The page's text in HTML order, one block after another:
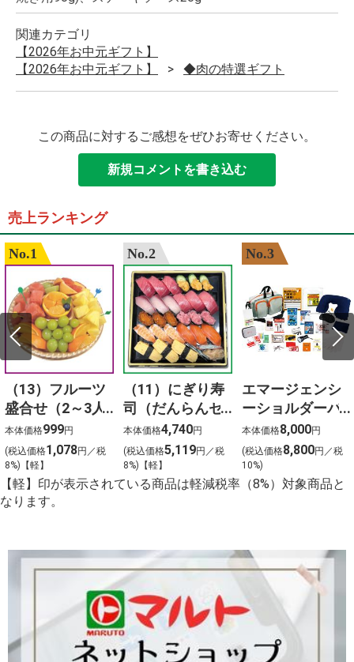
関連カテゴリ
【2026年お中元ギフト】
【2026年お中元ギフト】
◆肉の特選ギフト
この商品に対するご感想をぜひお寄せください。
新規コメントを書き込む
売上ランキング
No.1
（13）フルーツ
盛合せ（2～3人
前）
本体価格999円
(税込価格1,078円／税
8%)【軽】
No.2
（11）にぎり寿
司（だんらんセ
ット）3人前
本体価格4,740円
(税込価格5,119円／税
8%)【軽】
No.3
エマージェンシ
ーショルダーバ
ッグ24点セット
本体価格8,000円
(税込価格8,800円／税
10%)
【軽】印が表示されている商品は軽減税率（8%）対象商品と
なります。